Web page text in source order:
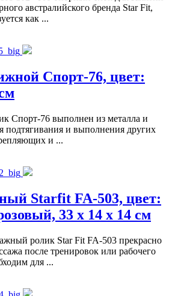
австралийского бренда Star Fit,
как ...
Спорт-76, цвет:
Спорт-76 выполнен из металла и
подтягивания и выполнения других
и ...
Starfit FA-503, цвет:
33 х 14 х 14 см
ролик Star Fit FA-503 прекрасно
после тренировок или рабочего
для ...